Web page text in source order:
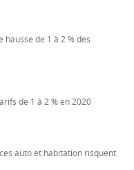
hausse de 1 à 2 % des
de 1 à 2 % en 2020
auto et habitation risquent